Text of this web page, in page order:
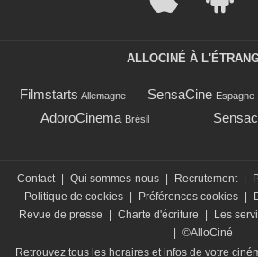
ALLOCINÉ À
Filmstarts Allemagne SensaCine Espagne
AdoroCinema Brésil
Contact Qui sommes-nous Recrutement
Politique de cookies
Préférences cookies
Revue de presse
Charte d'écriture Les
©AlloCiné
Retrouvez tous les horaires et infos de votre